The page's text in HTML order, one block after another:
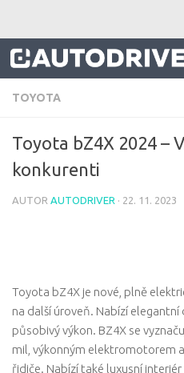
TOYOTA
Toyota bZ4X 2024 –
konkurenti
AUTOR AUTODRIVER · 22. 11. 2023
Toyota bZ4X je nové, plně
na další úroveň. Nabízí
působivý výkon. BZ4X se
mil, výkonným elektromotorem
řidiče. Nabízí také luxusní